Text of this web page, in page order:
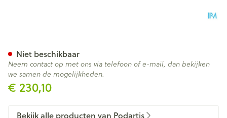
€ 230,10
Niet beschikbaar
Neem contact op met ons via telefoon of e-mail, dan bekijken
we samen de mogelijkheden.
Bekijk alle producten van Podartis